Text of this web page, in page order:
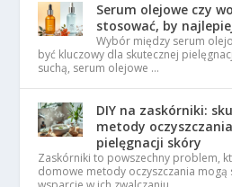
Serum olejowe czy
stosować, by
Wybór między serum
być kluczowy dla skutecznej
suchą, serum olejowe …
DIY na zaskórniki:
metody
pielęgnacji skóry
Zaskórniki to powszechny problem,
domowe metody oczyszczania mogą